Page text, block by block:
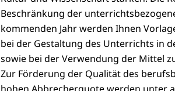
Beschränkung der
kommenden Jahr werden Ihnen
bei der Gestaltung des Unterrichts in
sowie bei der Verwendung der Mittel
Zur Förderung der Qualität des